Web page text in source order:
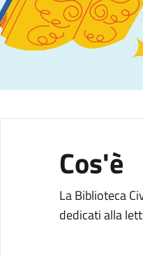
Cos'è
La Biblioteca
dedicati alla